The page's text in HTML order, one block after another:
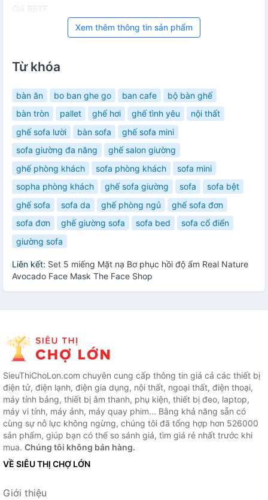
Giá BBTF
Xem thêm thông tin sản phẩm
Từ khóa
bàn ăn bo ban ghe go ban cafe
bộ bàn ghế
bàn tròn
pallet ghế hơi ghế tình yêu
nội thất
ghế sofa lười
bàn sofa
ghế sofa mini
sofa giường đa năng
ghế salon giường
ghế phòng khách
sofa phòng khách
sofa mini
sopha phòng khách
ghế sofa giường sofa
sofa bệt
ghế sofa
sofa da ghế phòng ngủ
ghế sofa đơn
sofa đơn
ghế giường sofa sofa bed
sofa cổ điển
giường sofa
Liên kết: Set 5 miếng Mặt nạ Bơ phục hồi độ ẩm Real Nature
Avocado Face Mask The Face Shop
SieuThiChoLon.com chuyên cung cấp thông tin giá cả các thiết bị
điện tử, điện lạnh, điện gia dụng, nội thất, ngoại thất, điện thoại,
máy tính bảng, thiết bị âm thanh, phụ kiện, thiết bị đeo, laptop,
máy vi tính, máy ảnh, máy quay phim... Bằng khả năng sẵn có
cùng sự nỗ lực không ngừng, chúng tôi đã tổng hợp hơn 526000
sản phẩm, giúp bạn có thể so sánh giá, tìm giá rẻ nhất trước khi
mua. Chúng tôi không bán hàng.
VỀ SIÊU THỊ CHỢ LỚN
Giới thiệu